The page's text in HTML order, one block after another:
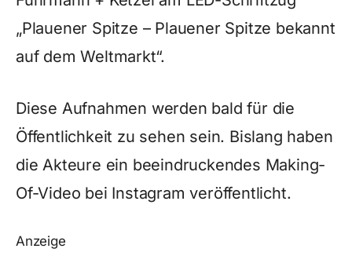
„Plauener Spitze – Plauener Spitze bekannt
auf dem Weltmarkt“.
Diese Aufnahmen werden bald für die
Öffentlichkeit zu sehen sein. Bislang haben
die Akteure ein beeindruckendes Making-
Of-Video bei Instagram veröffentlicht.
Anzeige